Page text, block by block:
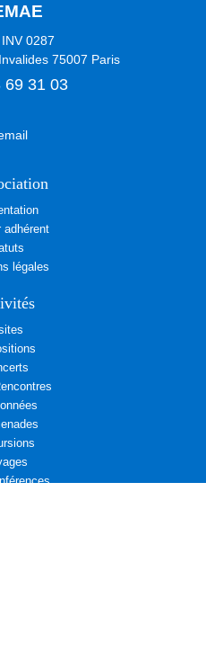
0287
75007 Paris
69 31 03
adhérent
légales